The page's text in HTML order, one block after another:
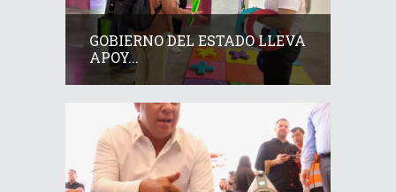
GOBIERNO DEL ESTADO LLEVA
APOY...